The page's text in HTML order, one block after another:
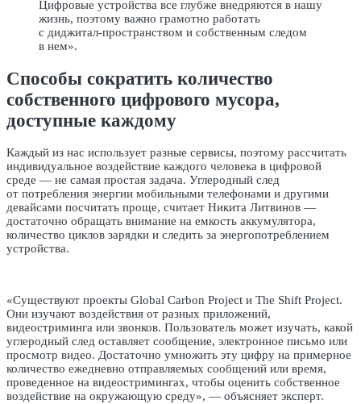
Цифровые устройства все глубже внедряются в нашу
жизнь, поэтому важно грамотно работать
с диджитал-пространством и собственным следом
в нем».
Способы сократить количество
собственного цифрового мусора,
доступные каждому
Каждый из нас использует разные сервисы, поэтому рассчитать
индивидуальное воздействие каждого человека в цифровой
среде — не самая простая задача. Углеродный след
от потребления энергии мобильными телефонами и другими
девайсами посчитать проще, считает Никита Литвинов —
достаточно обращать внимание на емкость аккумулятора,
количество циклов зарядки и следить за энергопотреблением
устройства.
«Существуют проекты Global Carbon Project и The Shift Project.
Они изучают воздействия от разных приложений,
видеостриминга или звонков. Пользователь может изучать, какой
углеродный след оставляет сообщение, электронное письмо или
просмотр видео. Достаточно умножить эту цифру на примерное
количество ежедневно отправляемых сообщений или время,
проведенное на видеостримингах, чтобы оценить собственное
воздействие на окружающую среду», — объясняет эксперт.